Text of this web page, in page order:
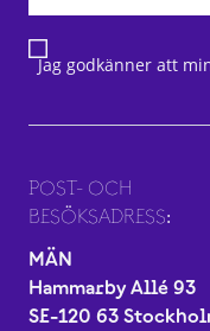
Jag godkänner att
POST- OCH
BESÖKSADRESS:
MÄN
Hammarby Allé 93
SE-120 63